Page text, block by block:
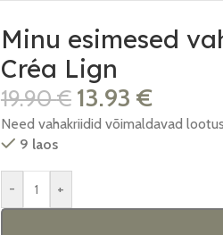
Minu esimesed
Créa Lign
19.90€ 13.93 €
Need vahakriidid võimaldavad
9 laos
- +